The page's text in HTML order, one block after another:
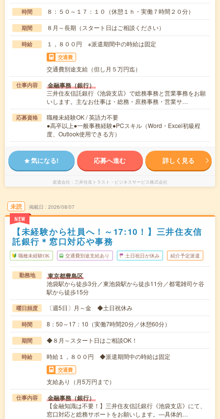
時間 ８：５０～１７：１０（休憩１ｈ・実働７時間２０分）
期間 ８月～長期（スタート日はご相談ください）
時給 １，８００円 ※派遣期間中の時給は固定
交通費
交通費別途支給（但し月５万円迄）
仕事内容 金融事務（銀行）
三井住友信託銀行《池袋支店》で総務事務と営業事務をお願
いします。主なお仕事は・総務・庶務事務・営業サ…
応募資格
職種未経験OK / 英語力不要
●高卒以上●一般事務経験●PCスキル（Word・Excel初級程
度、Outlook使用できる方）
気になる! 応募へ進む 詳しく見る
派遣会社 三井住友トラスト・ビジネスサービス株式会社
未読
NEW
掲載日 2026/08/07
【未経験から社員へ！～17:10！】三井住友信
託銀行＊窓口対応や事務
職種未経験OK 交通費別途支給あり 土日祝日が休み 紹介予定派遣
勤務地 東京都豊島区
池袋駅から徒歩3分／東池袋駅から徒歩11分／都電雑司ケ谷
駅から徒歩15分
曜日頻度 〔週5日〕月～金 ◆土日祝休み
時間 8：50～17：10（実働7時間20分／休憩60分）
期間 ◆８月～スタート日はご相談OK！
時給 時給１，８００円 ◆派遣期間中の時給は固定
交通費
支給あり（月5万円まで）
仕事内容 金融事務（銀行）
【金融知識は不要！】三井住友信託銀行《池袋支店》にて、
窓口対応と総務サポートをお願いします。―具体的…